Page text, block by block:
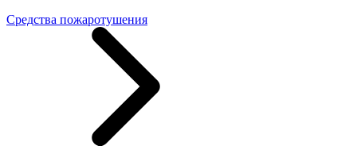
Средства пожаротушения